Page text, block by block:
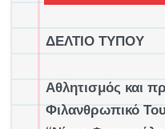
ΔΕΛΤΙΟ ΤΥΠΟΥ
Αθλητισμός και
Φιλανθρωπικό